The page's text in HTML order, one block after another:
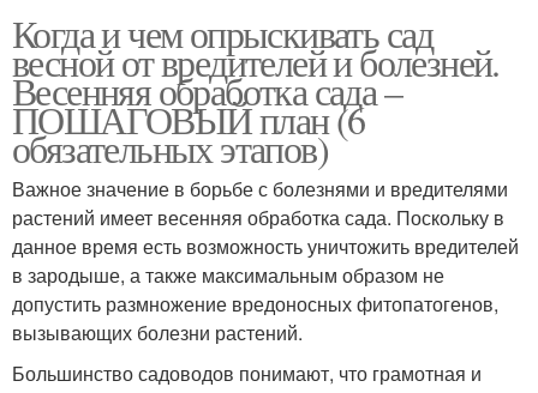
Когда и чем опрыскивать сад
весной от вредителей и болезней.
Весенняя обработка сада –
ПОШАГОВЫЙ план (6
обязательных этапов)
Важное значение в борьбе с болезнями и вредителями
растений имеет весенняя обработка сада. Поскольку в
данное время есть возможность уничтожить вредителей
в зародыше, а также максимальным образом не
допустить размножение вредоносных фитопатогенов,
вызывающих болезни растений.
Большинство садоводов понимают, что грамотная и